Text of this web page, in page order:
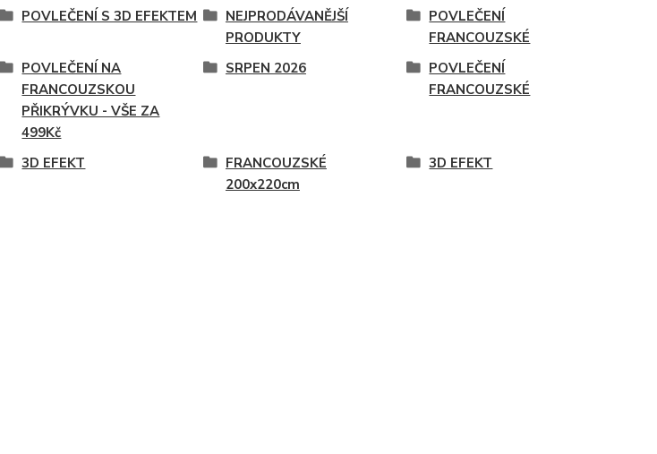
POVLEČENÍ S 3D EFEKTEM
NEJPRODÁVANĚJŠÍ
PRODUKTY
POVLEČENÍ
FRANCOUZSKÉ
POVLEČENÍ NA
FRANCOUZSKOU
PŘIKRÝVKU - VŠE ZA
499Kč
SRPEN 2026
POVLEČENÍ
FRANCOUZSKÉ
3D EFEKT
FRANCOUZSKÉ
200x220cm
3D EFEKT